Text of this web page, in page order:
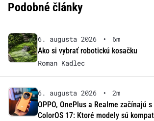
Podobné články
6. augusta 2026 •
6m
Ako si vybrať robotickú kosačku
Roman Kadlec
6. augusta 2026 •
2m
OPPO, OnePlus a Realme začínajú
ColorOS 17: Ktoré modely sú